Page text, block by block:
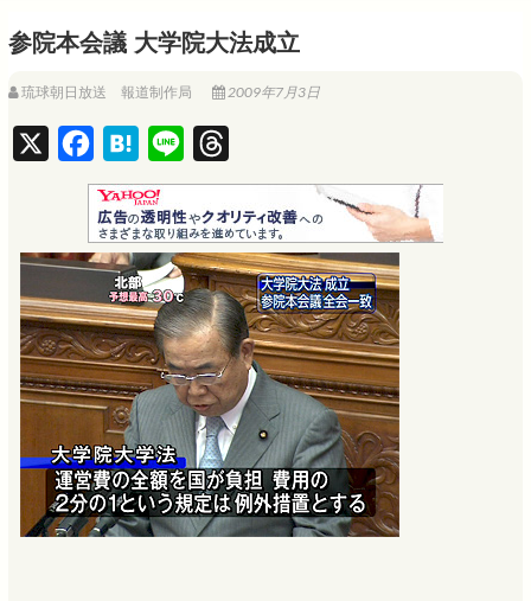
参院本会議 大学院大法成立
琉球朝日放送 報道制作局 2009年7月3日
a
c
e
o
o
k
H
a
t
e
n
a
i
n
e
h
r
e
a
d
s